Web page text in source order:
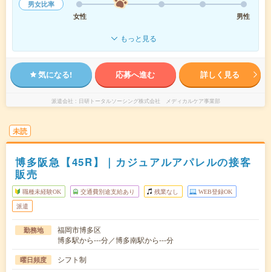
男女比率
女性
男性
もっと見る
気になる! 応募へ進む 詳しく見る
派遣会社 日研トータルソーシング株式会社 メディカルケア事業部
未読
博多阪急【45R】｜カジュアルアパレルの接客
販売
職種未経験OK 交通費別途支給あり 残業なし WEB登録OK
派遣
勤務地
福岡市博多区
博多駅から---分／博多南駅から---分
曜日頻度 シフト制